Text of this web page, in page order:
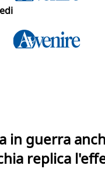
in guerra
replica